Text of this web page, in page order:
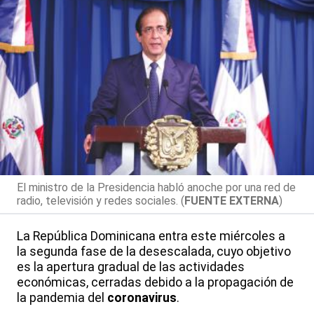
El ministro de la Presidencia habló anoche por una red de
radio, televisión y redes sociales. (FUENTE EXTERNA)
La República Dominicana entra este miércoles a
la segunda fase de la desescalada, cuyo objetivo
es la apertura gradual de las actividades
económicas, cerradas debido a la propagación de
la pandemia del coronavirus.